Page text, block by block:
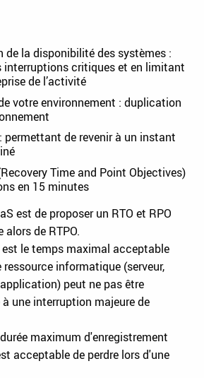
de la disponibilité des systèmes :
interruptions critiques et en limitant
de l’activité
votre environnement : duplication
permettant de revenir à un instant
Time and Point Objectives)
en 15 minutes
est de proposer un RTO et RPO
alors de RTPO.
est le temps maximal acceptable
informatique (serveur,
peut ne pas être
une interruption majeure de
maximum d'enregistrement
acceptable de perdre lors d'une